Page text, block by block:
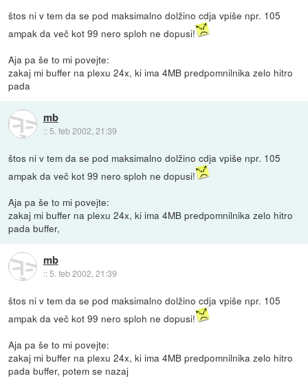
štos ni v tem da se pod maksimalno dolžino cdja vpiše npr. 105
ampak da več kot 99 nero sploh ne dopusi!
Aja pa še to mi povejte:
zakaj mi buffer na plexu 24x, ki ima 4MB predpomnilnika zelo hitro
pada
mb
:: 5. feb 2002, 21:39
štos ni v tem da se pod maksimalno dolžino cdja vpiše npr. 105
ampak da več kot 99 nero sploh ne dopusi!
Aja pa še to mi povejte:
zakaj mi buffer na plexu 24x, ki ima 4MB predpomnilnika zelo hitro
pada buffer,
mb
::5. feb 2002, 21:39
štos ni v tem da se pod maksimalno dolžino cdja vpiše npr. 105
ampak da več kot 99 nero sploh ne dopusi!
Aja pa še to mi povejte:
zakaj mi buffer na plexu 24x, ki ima 4MB predpomnilnika zelo hitro
pada buffer, potem se nazaj